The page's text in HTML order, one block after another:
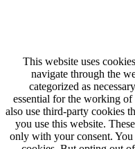
This website uses
navigate through the
categorized as
essential for the working
also use third-party cookies
you use this website.
only with your consent.